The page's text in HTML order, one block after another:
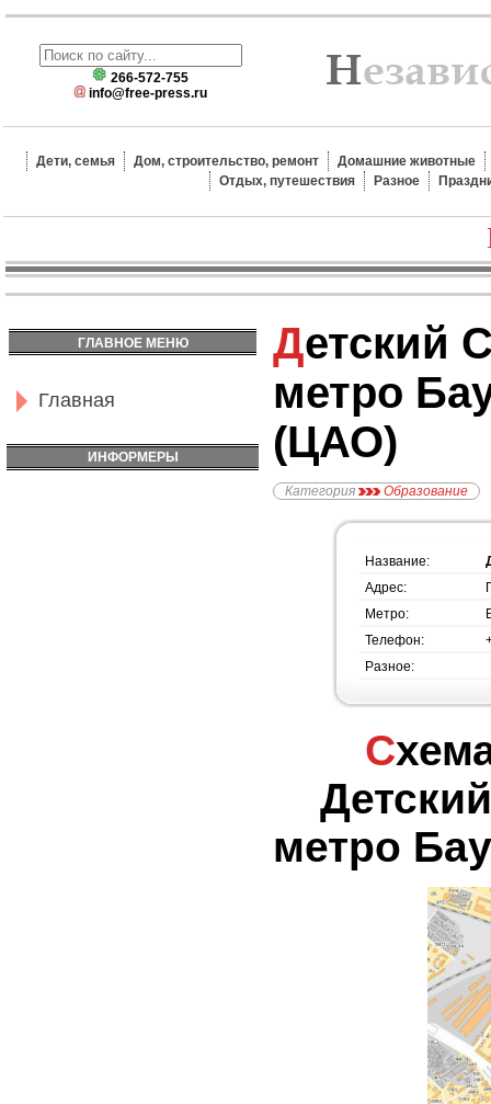
266-572-755
info@free-press.ru
Дети, семья Дом, строительство, ремонт
Домашние животные
Отдых, путешествия
Разное
ГЛАВНОЕ МЕНЮ
Главная
ИНФОРМЕРЫ
Детский Сад №1808,
метро
(ЦАО)
Категория Образование
Название:
Адрес:
Метро:
Телефон:
Разное:
Схема проезда -
метро